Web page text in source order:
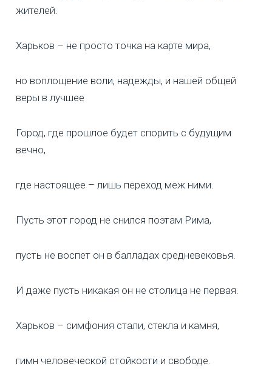
жителей.
Харьков – не просто точка на карте мира,
но воплощение воли, надежды, и нашей общей
веры в лучшее
Город, где прошлое будет спорить с будущим
вечно,
где настоящее – лишь переход меж ними.
Пусть этот город не снился поэтам Рима,
пусть не воспет он в балладах средневековья.
И даже пусть никакая он не столица не первая.
Харьков – симфония стали, стекла и камня,
гимн человеческой стойкости и свободе.